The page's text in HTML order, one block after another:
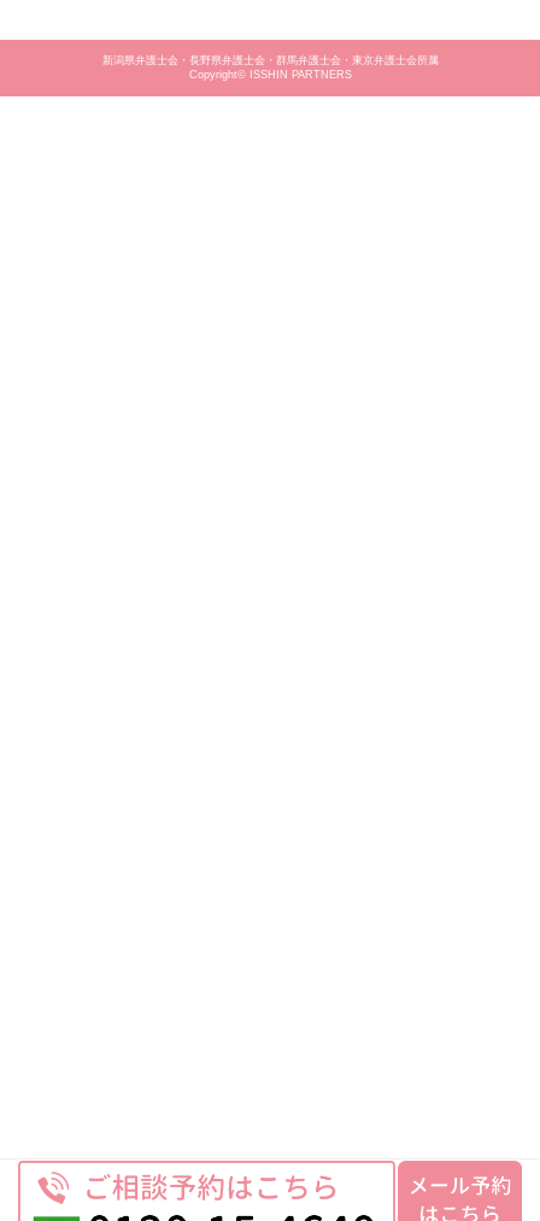
新潟県弁護士会・長野県弁護士会・群馬弁護士会・東京弁護士会所属
Copyright© ISSHIN PARTNERS